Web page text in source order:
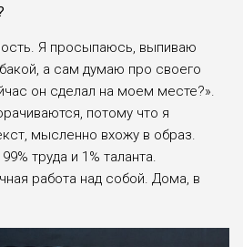
Я просыпаюсь, выпиваю
а сам думаю про своего
он сделал на моем месте?».
потому что я
мысленно вхожу в образ.
труда и 1% таланта.
работа над собой. Дома, в